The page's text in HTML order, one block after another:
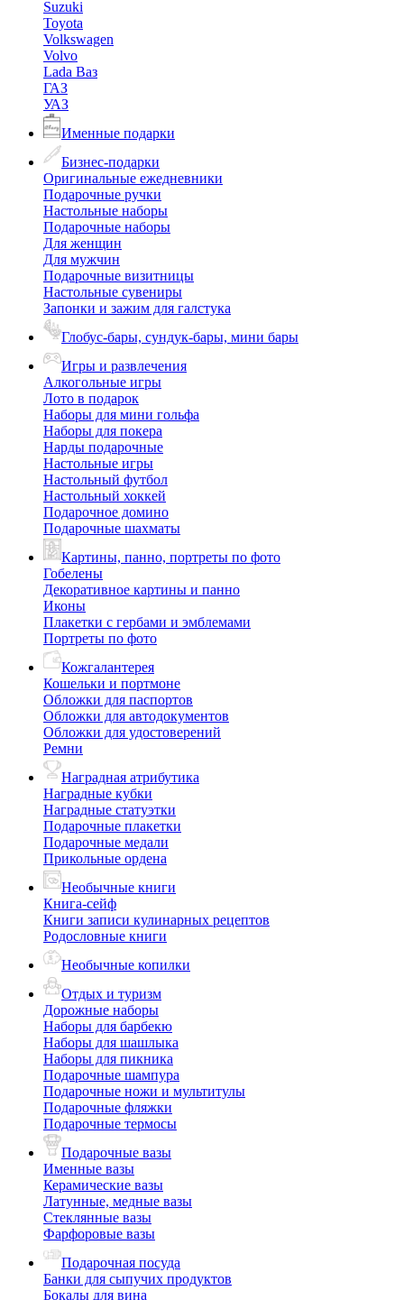
Suzuki
Toyota
Volkswagen
Volvo
Lada Ваз
ГАЗ
УАЗ
Именные подарки
Бизнес-подарки
Оригинальные ежедневники
Подарочные ручки
Настольные наборы
Подарочные наборы
Для женщин
Для мужчин
Подарочные визитницы
Настольные сувениры
Запонки и зажим для галстука
Глобус-бары, сундук-бары, мини бары
Игры и развлечения
Алкогольные игры
Лото в подарок
Наборы для мини гольфа
Наборы для покера
Нарды подарочные
Настольные игры
Настольный футбол
Настольный хоккей
Подарочное домино
Подарочные шахматы
Картины, панно, портреты по фото
Гобелены
Декоративное картины и панно
Иконы
Плакетки с гербами и эмблемами
Портреты по фото
Кожгалантерея
Кошельки и портмоне
Обложки для паспортов
Обложки для автодокументов
Обложки для удостоверений
Ремни
Наградная атрибутика
Наградные кубки
Наградные статуэтки
Подарочные плакетки
Подарочные медали
Прикольные ордена
Необычные книги
Книга-сейф
Книги записи кулинарных рецептов
Родословные книги
Необычные копилки
Отдых и туризм
Дорожные наборы
Наборы для барбекю
Наборы для шашлыка
Наборы для пикника
Подарочные шампура
Подарочные ножи и мультитулы
Подарочные фляжки
Подарочные термосы
Подарочные вазы
Именные вазы
Керамические вазы
Латунные, медные вазы
Стеклянные вазы
Фарфоровые вазы
Подарочная посуда
Банки для сыпучих продуктов
Бокалы для вина